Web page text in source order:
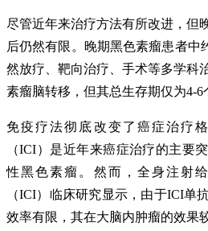
尽管近年来治疗方法有所改进，但
后仍然有限。晚期黑色素瘤患者中
然放疗、靶向治疗、手术等多学科
素瘤脑转移，但其总生存期仅为4-6
免疫疗法彻底改变了癌症治疗
（ICI）是近年来癌症治疗的主要
性黑色素瘤。然而，全身注射
（ICI）临床研究显示，由于ICI单
效率有限，其在大脑内肿瘤的效果